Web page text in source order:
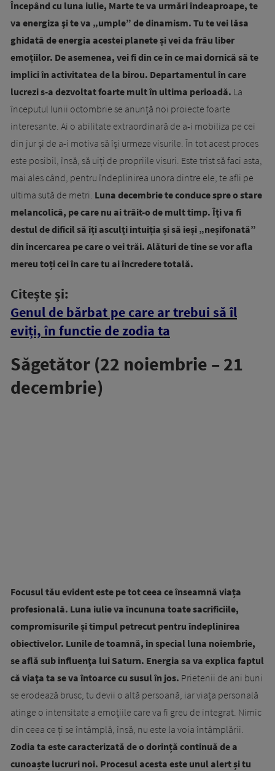
Începând cu luna iulie, Marte te va urmări îndeaproape, te
va energiza şi te va „umple” de dinamism. Tu te vei lăsa
ghidată de energia acestei planete și vei da frâu liber
emoțiilor. De asemenea, vei fi din ce în ce mai dornică să te
implici în activitatea de la birou. Departamentul în care
lucrezi s-a dezvoltat foarte mult în ultima perioadă. La
începutul lunii octombrie se anunță noi proiecte foarte
interesante. Ai o abilitate extraordinară de a-i mobiliza pe cei
din jur şi de a-i motiva să își urmeze visurile. În tot acest proces
este posibil, însă, să uiți de propriile visuri. Este trist să faci asta,
mai ales când, pentru îndeplinirea unora dintre ele, te afli pe
ultima sută de metri. Luna decembrie te conduce spre o stare
melancolică, pe care nu ai trăit-o de mult timp. Îți va fi
destul de dificil să îți asculți intuiția și să ieși „neșifonată”
din încercarea pe care o vei trăi. Alături de tine se vor afla
mereu toți cei în care tu ai încredere totală.
Citește și:
Genul de bărbat pe care ar trebui să îl
eviți, în functie de zodia ta
Săgetător (22 noiembrie – 21
decembrie)
Focusul tău evident este pe tot ceea ce înseamnă viața
profesională. Luna iulie va încununa toate sacrificiile,
compromisurile și timpul petrecut pentru îndeplinirea
obiectivelor. Lunile de toamnă, în special luna noiembrie,
se află sub influenţa lui Saturn. Energia sa va explica faptul
că viaţa ta se va întoarce cu susul în jos. Prietenii de ani buni
se erodează brusc, tu devii o altă persoană, iar viața personală
atinge o intensitate a emoțiile care va fi greu de integrat. Nimic
din ceea ce ți se întâmplă, însă, nu este la voia întâmplării.
Zodia ta este caracterizată de o dorință continuă de a
cunoaște lucruri noi. Procesul acesta este unul alert și tu